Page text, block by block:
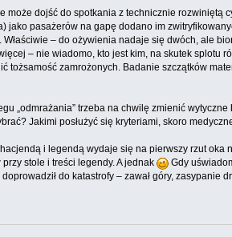
dojść do spotkania z technicznie rozwiniętą
jako pasażerów na gapę dodano im
– do ożywienia nadaje się dwóch, ale
– nie wiadomo, kto jest kim, na skutek
tożsamość zamrożonych. Badanie szczątków
„odmrażania” trzeba na chwilę zmienić
Jakimi posłużyć się kryteriami, skoro
i legendą wydaje się na pierwszy rzut
stole i treści legendy. A jednak
Gdy
do katastrofy – zawał góry,